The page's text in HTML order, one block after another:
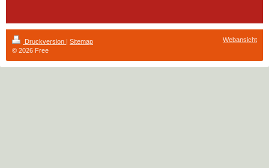
Druckversion
Sitemap
© 2026 Free
Webansicht